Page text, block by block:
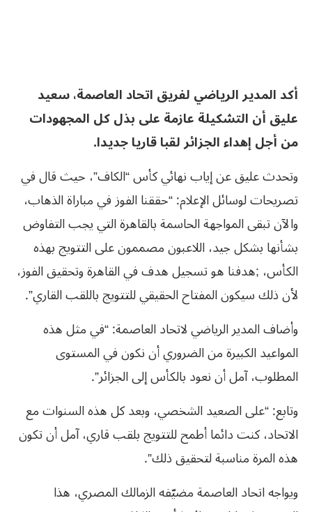
أكد المدير الرياضي لفريق اتحاد العاصمة، سعيد
عليق أن التشكيلة عازمة على بذل كل المجهودات
من أجل إهداء الجزائر لقبا قاريا جديدا.
وتحدث عليق عن إياب نهائي كأس “الكاف”، حيث قال في
تصريحات لوسائل الإعلام: “حققنا الفوز في مباراة الذهاب،
والآن تبقى المواجهة الحاسمة بالقاهرة التي يجب التفاوض
بشأنها بشكل جيد، اللاعبون مصممون على التتويج بهذه
الكأس، ;هدفنا هو تسجيل هدف في القاهرة وتحقيق الفوز،
لأن ذلك سيكون المفتاح الحقيقي للتتويج باللقب القاري”.
وأضاف المدير الرياضي لاتحاد العاصمة: “في مثل هذه
المواعيد الكبيرة من الضروري أن نكون في المستوى
المطلوب، آمل أن نعود بالكأس إلى الجزائر”.
وتابع: “على الصعيد الشخصي، وبعد كل هذه السنوات مع
الاتحاد، كنت دائما أطمح للتتويج بلقب قاري، آمل أن تكون
هذه المرة مناسبة لتحقيق ذلك”.
ويواجه اتحاد العاصمة مضيّفه الزمالك المصري، هذا